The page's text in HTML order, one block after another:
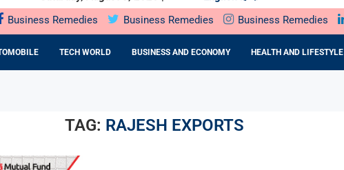
Business Remedies Business Remedies Business Remedies
TECH WORLD BUSINESS AND ECONOMY HEALTH AND LIFESTYLE
TAG: RAJESH EXPORTS